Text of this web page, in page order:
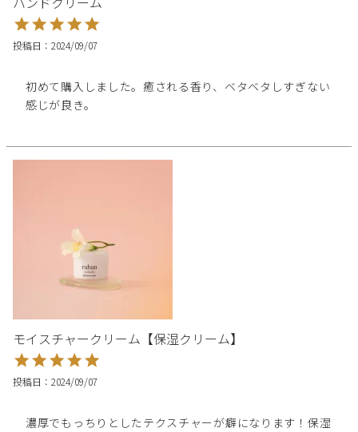
投稿日 2024/09/07
初めて購入しました。癒される香り、ベタベタしすぎない
感じが良き。
モイスチャークリーム【保湿クリーム】
投稿日 2024/09/07
濃厚でもっちりとしたテクスチャーが癖になります！保湿